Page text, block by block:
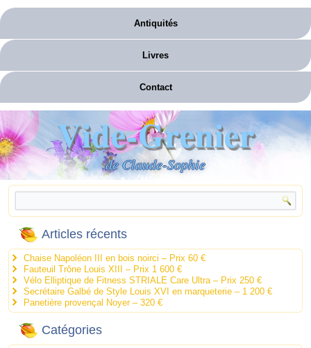
Antiquités
Livres
Contact
Vide-Grenier
de Claude-Sophie
Articles récents
Chaise Napoléon III en bois noirci – Prix 60 €
Fauteuil Trône Louis XIII – Prix 1 600 €
Vélo Elliptique de Fitness STRIALE Care Ultra – Prix 250 €
Secrétaire Galbé de Style Louis XVI en marqueterie – 1 200 €
Panetière provençal Noyer – 320 €
Catégories